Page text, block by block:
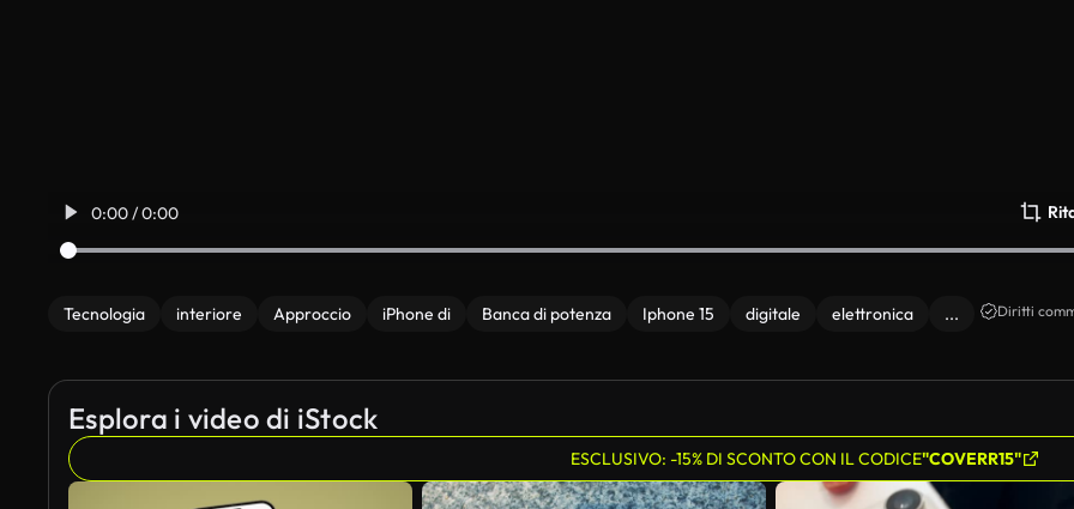
0:00 / 0:00
Tecnologia interiore Approccio iPhone di Banca di potenza Iphone 15 digitale elettronica ... Diritti
Esplora i video di iStock
ESCLUSIVO: -15% DI SCONTO CON IL CODICE"COVERR15"